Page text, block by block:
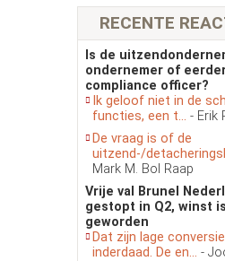
RECENTE
Is de
ondernemer of
compliance officer?
Ik geloof niet in de
functies, een t... - Erik
De vraag is of de
uitzend-/
Mark M. Bol Raap
Vrije val Brunel
gestopt in Q2, winst
geworden
Dat zijn lage
inderdaad. De en... -